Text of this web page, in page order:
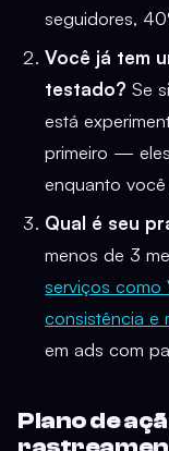
seguidores,
Você já tem
testado? Se
está
primeiro —
enquanto você
Qual é seu
menos de 3
serviços como
consistência e
em ads com
Plano de